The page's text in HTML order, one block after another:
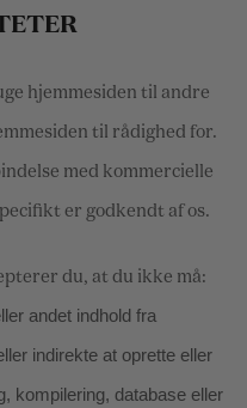
hjemmesiden til andre
til rådighed for.
med kommercielle
er godkendt af os.
du, at du ikke må:
andet indhold fra
indirekte at oprette eller
kompilering, database eller